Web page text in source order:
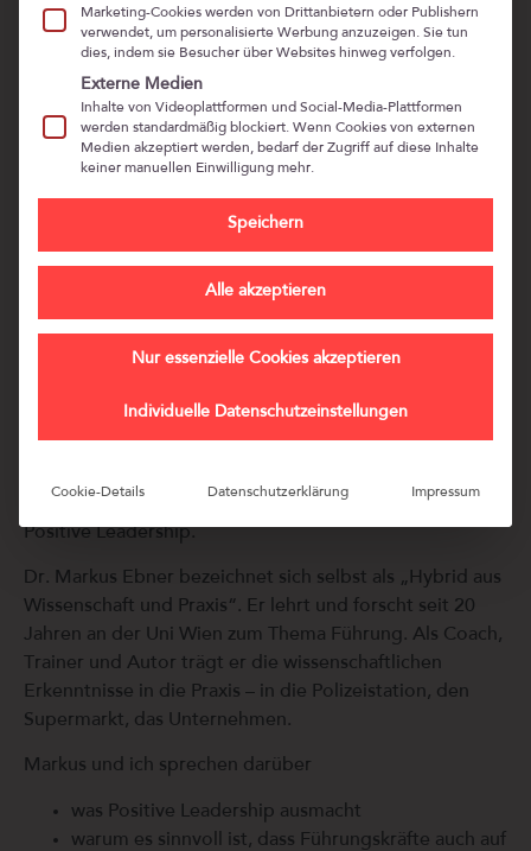
Folge 46: Gute Führung lässt sich messen –
Leadership
Gute Führung lässt sich lernen. Gute Führung lässt sich
messen.
Veränderungsbereitschaft der Mitarbeitenden und führt
zu einem niedrigeren Burnout-Risiko.
Der Wiener Wirtschafts- und Organisationspsychologen
Dr. Markus Ebner hat gemeinsam mit seinem Team den
Führungs- und Managementqualitäten im Sinne der
Positive Leadership.
Dr. Markus Ebner bezeichnet sich selbst als „Hybrid aus
Wissenschaft und Praxis“. Er lehrt und forscht seit 20
Jahren an der Uni Wien zum Thema Führung. Als Coach,
Trainer und Autor trägt er die wissenschaftlichen
Erkenntnisse in die Praxis – in die Polizeistation, den
Supermarkt, das Unternehmen.
Markus und ich sprechen darüber
was Positive Leadership ausmacht
warum es sinnvoll ist, dass Führungskräfte auch auf
Marketing-Cookies werden von Drittanbietern oder Publishern
verwendet, um personalisierte Werbung anzuzeigen. Sie tun
dies, indem sie Besucher über Websites hinweg verfolgen.
Externe Medien
Inhalte von Videoplattformen und Social-Media-Plattformen
werden standardmäßig blockiert. Wenn Cookies von externen
Medien akzeptiert werden, bedarf der Zugriff auf diese Inhalte
keiner manuellen Einwilligung mehr.
Speichern
Alle akzeptieren
Nur essenzielle Cookies akzeptieren
Individuelle Datenschutzeinstellungen
Cookie-Details Datenschutzerklärung Impressum